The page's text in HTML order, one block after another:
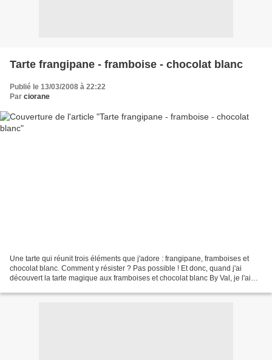
Tarte frangipane - framboise - chocolat blanc
Publié le 13/03/2008 à 22:22
Par ciorane
Une tarte qui réunit trois éléments que j'adore : frangipane, framboises et
chocolat blanc. Comment y résister ? Pas possible ! Et donc, quand j'ai
découvert la tarte magique aux framboises et chocolat blanc By Val, je l'ai